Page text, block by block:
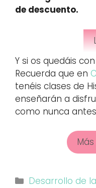
de descuento.
Y si os quedáis
Recuerda que en
tenéis clases de
enseñarán a
como nunca
Categorías
Desarrollo de